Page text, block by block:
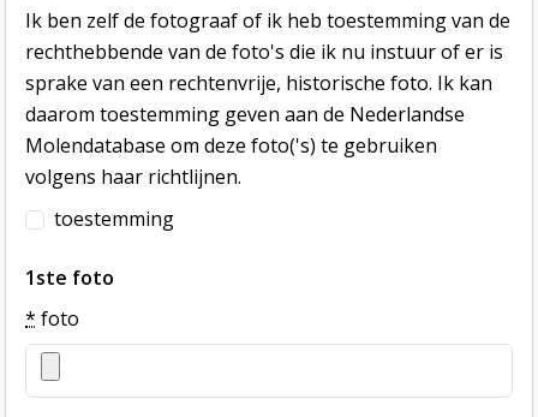
Ik ben zelf de fotograaf of ik heb toestemming van de
rechthebbende van de foto's die ik nu instuur of er is
sprake van een rechtenvrije, historische foto. Ik kan
daarom toestemming geven aan de Nederlandse
Molendatabase om deze foto('s) te gebruiken
volgens haar richtlijnen.
toestemming
1ste foto
* foto